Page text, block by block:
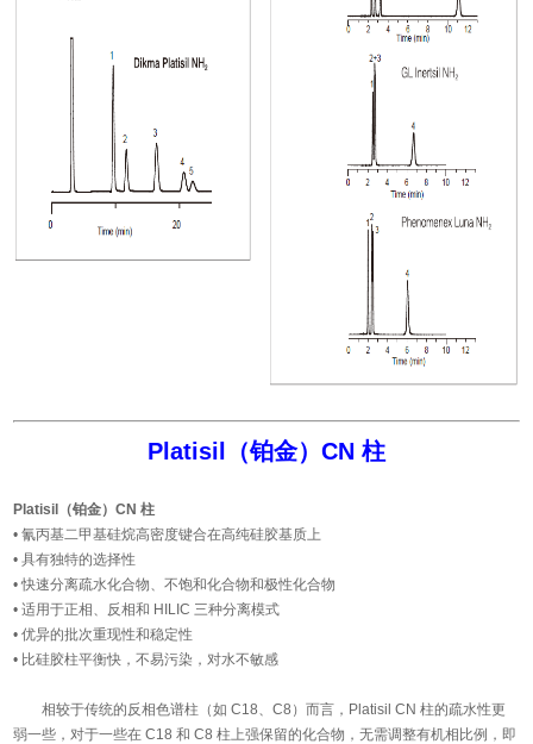
Platisil（铂金）CN 柱
Platisil（铂金）CN 柱
• 氰丙基二甲基硅烷高密度键合在高纯硅胶基质上
• 具有独特的选择性
• 快速分离疏水化合物、不饱和化合物和极性化合物
• 适用于正相、反相和 HILIC 三种分离模式
• 优异的批次重现性和稳定性
• 比硅胶柱平衡快，不易污染，对水不敏感
相较于传统的反相色谱柱（如 C18、C8）而言，Platisil CN 柱的疏水性更
弱一些，对于一些在 C18 和 C8 柱上强保留的化合物，无需调整有机相比例，即